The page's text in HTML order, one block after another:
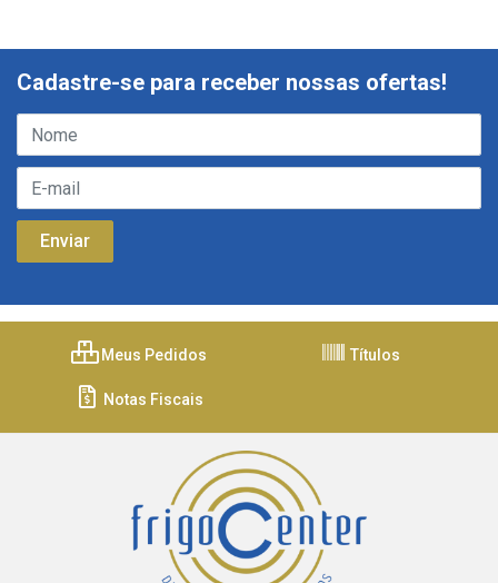
Cadastre-se para receber nossas ofertas!
Meus Pedidos Títulos
Notas Fiscais